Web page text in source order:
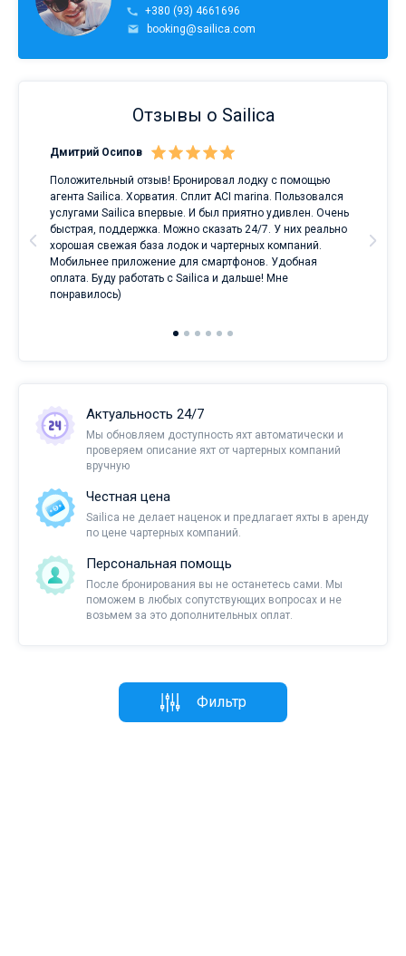
+380 (93) 4661696
booking@sailica.com
Отзывы о Sailica
Дмитрий Осипов
Положительный отзыв! Бронировал лодку с помощью
агента Sailica. Хорватия. Сплит ACI marina. Пользовался
услугами Sailica впервые. И был приятно удивлен. Очень
быстрая, поддержка. Можно сказать 24/7. У них реально
хорошая свежая база лодок и чартерных компаний.
Мобильнее приложение для смартфонов. Удобная
оплата. Буду работать с Sailica и дальше! Мне
понравилось)
Актуальность 24/7
Мы обновляем доступность яхт автоматически и
проверяем описание яхт от чартерных компаний
вручную
Честная цена
Sailica не делает наценок и предлагает яхты в аренду
по цене чартерных компаний.
Персональная помощь
После бронирования вы не останетесь сами. Мы
поможем в любых сопутствующих вопросах и не
возьмем за это дополнительных оплат.
Фильтр